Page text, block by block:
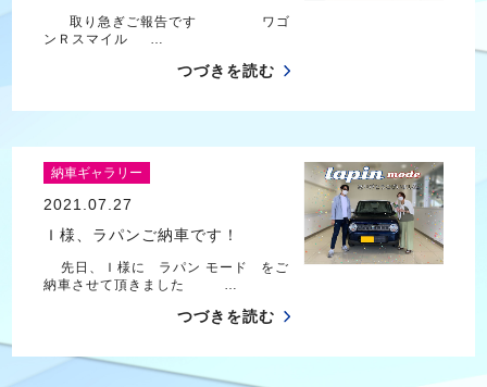
取り急ぎご報告です ワゴ
ンＲスマイル …
つづきを読む
納車ギャラリー
2021.07.27
Ｉ様、ラパンご納車です！
先日、Ｉ様に ラパン モード をご
納車させて頂きました …
つづきを読む